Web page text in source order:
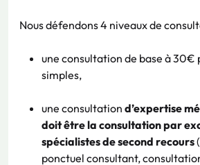
Nous défendons 4 niveaux de
une consultation de base à 30€
simples,
une consultation d’expertise
doit être la consultation par
spécialistes de second recours
ponctuel consultant,